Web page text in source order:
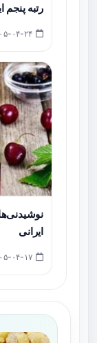
رتبه
ایرانی